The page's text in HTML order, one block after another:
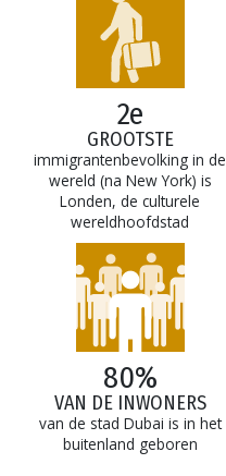
2e
GROOTSTE
immigrantenbevolking in de
wereld (na New York) is
Londen, de culturele
wereldhoofdstad
80%
VAN DE INWONERS
van de stad Dubai is in het
buitenland geboren